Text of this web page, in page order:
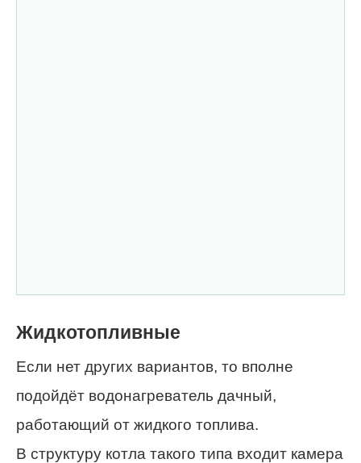
Жидкотопливные
Если нет других вариантов, то вполне
подойдёт водонагреватель дачный,
работающий от жидкого топлива.
В структуру котла такого типа входит камера